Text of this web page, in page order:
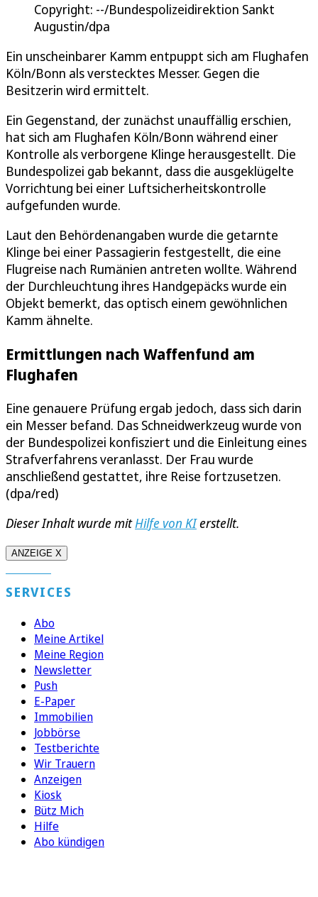
Copyright: --/Bundespolizeidirektion Sankt
Augustin/dpa
Ein unscheinbarer Kamm entpuppt sich am Flughafen
Köln/Bonn als verstecktes Messer. Gegen die
Besitzerin wird ermittelt.
Ein Gegenstand, der zunächst unauffällig erschien,
hat sich am Flughafen Köln/Bonn während einer
Kontrolle als verborgene Klinge herausgestellt. Die
Bundespolizei gab bekannt, dass die ausgeklügelte
Vorrichtung bei einer Luftsicherheitskontrolle
aufgefunden wurde.
Laut den Behördenangaben wurde die getarnte
Klinge bei einer Passagierin festgestellt, die eine
Flugreise nach Rumänien antreten wollte. Während
der Durchleuchtung ihres Handgepäcks wurde ein
Objekt bemerkt, das optisch einem gewöhnlichen
Kamm ähnelte.
Ermittlungen nach Waffenfund am
Flughafen
Eine genauere Prüfung ergab jedoch, dass sich darin
ein Messer befand. Das Schneidwerkzeug wurde von
der Bundespolizei konfisziert und die Einleitung eines
Strafverfahrens veranlasst. Der Frau wurde
anschließend gestattet, ihre Reise fortzusetzen.
(dpa/red)
Dieser Inhalt wurde mitHilfe von KIerstellt.
ANZEIGE X
SERVICES
Abo
Meine Artikel
Meine Region
Newsletter
Push
E-Paper
Immobilien
Jobbörse
Testberichte
Wir Trauern
Anzeigen
Kiosk
Bütz Mich
Hilfe
Abo kündigen